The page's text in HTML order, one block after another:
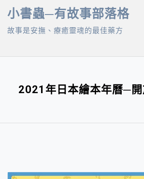
Skip
content
小書蟲─有故事部落格
故事是安撫、療癒靈魂的最佳藥方
2021年日本繪本年曆─開